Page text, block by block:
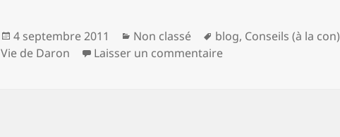
Publié
le
4 septembre 2011 Catégories
Non classé
Mots-
clés
blog, Conseils (à la con)
Vie de Daron
Laisser un commentairesur 90-10